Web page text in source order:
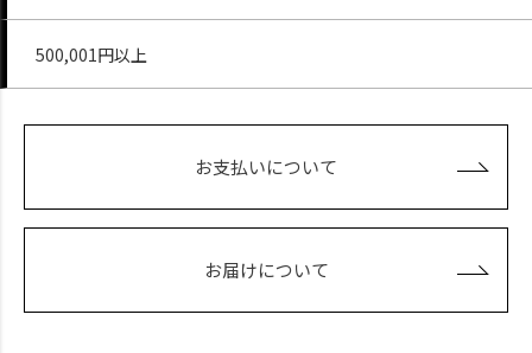
500,001円以上
お支払いについて
お届けについて